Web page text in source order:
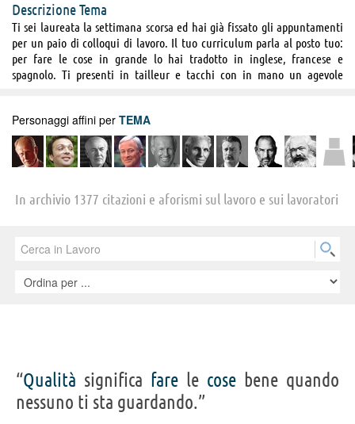
Descrizione Tema
Ti sei laureata la settimana scorsa ed hai già fissato gli appuntamenti
per un paio di colloqui di lavoro. Il tuo curriculum parla al posto tuo:
per fare le cose in grande lo hai tradotto in inglese, francese e
spagnolo. Ti presenti in tailleur e tacchi con in mano un agevole
sappia lavorare in team e che riesca a portare a termine una consegna
senza chiedere aiuto agli altri. Dal canto tuo non chiedi altro che
lavorare, imparare e fare carriera, non ti arrendi di fronte alle prime
difficoltà con i colleghi e sai perfettamente quali strategie adottare per
ad uscire ancora ad un’ora decente dall'ufficio ti ritrovi con gli amici.
accumulato giorno dopo giorno è lì pronto a farti esplodere, ma non sei
mantenerti e sei ostinata: hai capito benissimo che quella della
sicuro hai scacciato per sempre il fantasma del fallimento personale
dalla tua vita.
Personaggi affini per TEMA
In archivio 1377 citazioni e aforismi sul lavoro e sui lavoratori
“Qualità significa fare le cose bene quando
nessuno ti sta guardando.”